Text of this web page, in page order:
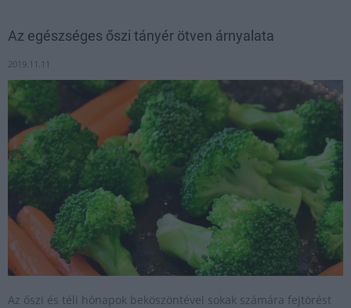
Az egészséges őszi tányér ötven árnyalata
2019.11.11
Az őszi és téli hónapok beköszöntével sokak számára fejtörést